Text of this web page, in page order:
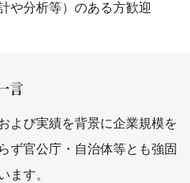
や分析等）のある方歓迎
言
よび実績を背景に企業規模を
ず官公庁・自治体等とも強固
ます。